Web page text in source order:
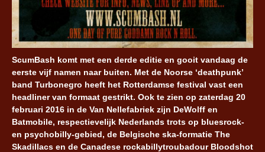
ScumBash komt met een derde editie en gooit vandaag de
eerste vijf namen naar buiten. Met de Noorse ‘deathpunk’
band Turbonegro heeft het Rotterdamse festival vast een
headliner van formaat gestrikt. Ook te zien op zaterdag 20
februari 2016 in de Van Nellefabriek zijn DeWolff en
Batmobile, respectievelijk Nederlands trots op bluesrock-
en psychobilly-gebied, de Belgische ska-formatie The
Skadillacs en de Canadese rockabillytroubadour Bloodshot